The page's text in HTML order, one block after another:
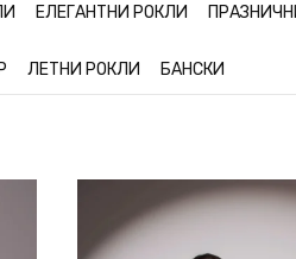
ЕЛЕГАНТНИ РОКЛИ
ЛЕТНИ РОКЛИ БАНСКИ